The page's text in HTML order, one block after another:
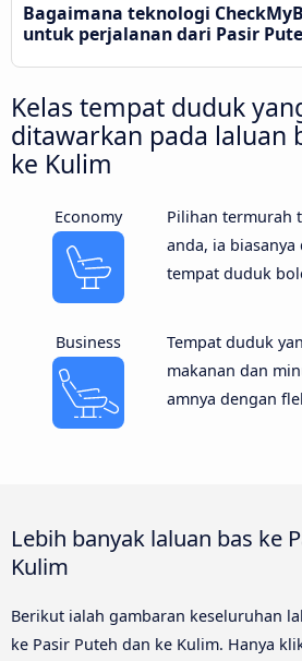
Bagaimana teknologi
untuk perjalanan dari Pasir
Kelas tempat duduk
ditawarkan pada laluan
ke Kulim
Economy
Pilihan termurah
anda, ia
tempat duduk
Business
Tempat duduk
makanan dan
amnya dengan
Lebih banyak laluan bas ke
Kulim
Berikut ialah gambaran keseluruhan
ke Pasir Puteh dan ke Kulim. Hanya